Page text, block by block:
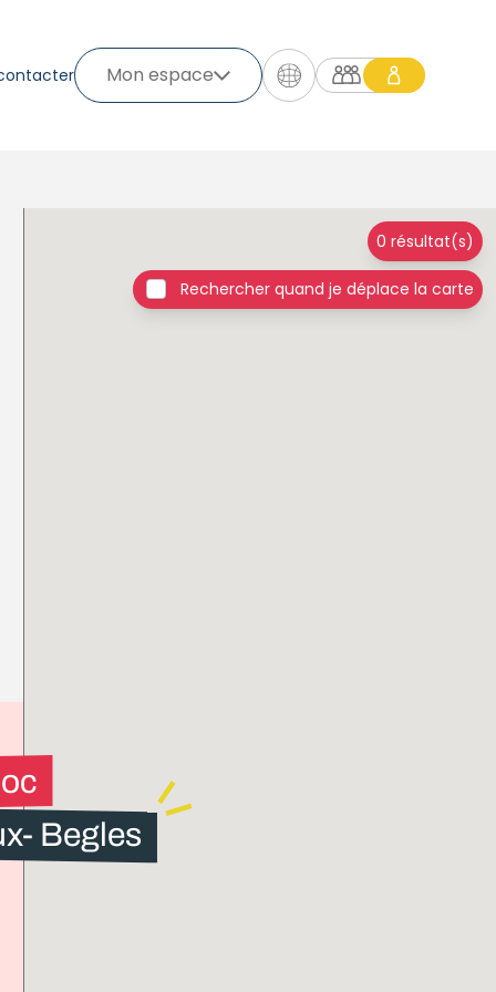
Mon espace
Begles
0 résultat(s)
Rechercher quand je déplace la carte